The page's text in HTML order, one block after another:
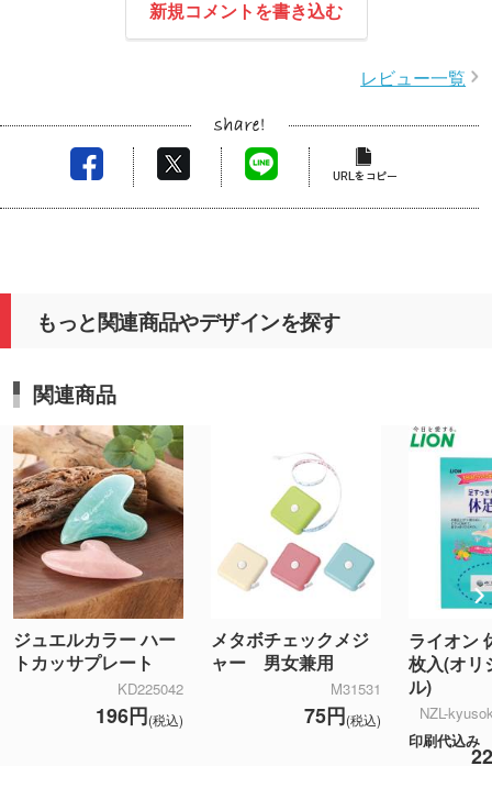
新規コメントを書き込む
レビュー一覧
もっと関連商品やデザインを探す
関連商品
ジュエルカラー ハー
トカッサプレート
KD225042
196円(税込)
メタボチェックメジ
ャー 男女兼用
M31531
75円(税込)
ライオン
枚入(オリ
ル)
NZL-
印刷代込み